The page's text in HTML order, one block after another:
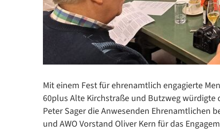
Mit einem Fest für ehrenamtlich engagierte
60plus Alte Kirchstraße und Butzweg würdigte
Peter Sager die Anwesenden Ehrenamtlichen
und AWO Vorstand Oliver Kern für das